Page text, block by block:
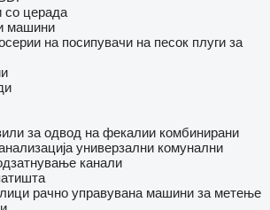
со церада
машини
на посипувачи на песок плуги за
за одвод на фекалии комбинирани
универзални комунални
канали
рачно управувана машини за метење